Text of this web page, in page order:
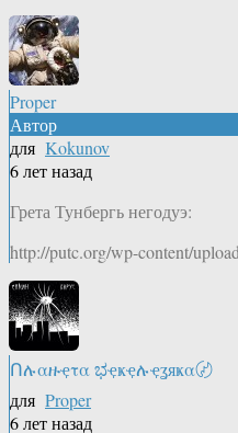
Proper
Автор
для Kokunov
6 лет назад
Грета Тунбергь негодуэ:
http://putc.org/wp-content/
Ոሉαዙҿτα ಭҿҝҿሉҿʓяҝα〄
для Proper
6 лет назад